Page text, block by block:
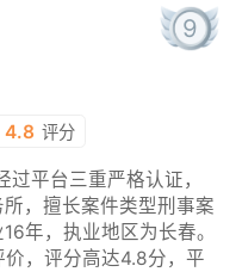
9
4.8 评分
平台三重严格认证，
，擅长案件类型刑事案
年，执业地区为长春。
，评分高达4.8分，平